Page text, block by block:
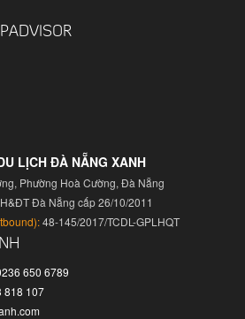
LỊCH ĐÀ NẴNG XANH
Phường Hoà Cường, Đà Nẵng
Đà Nẵng cấp 26/10/2011
48-145/2017/TCDL-GPLHQT
650 6789
818 107